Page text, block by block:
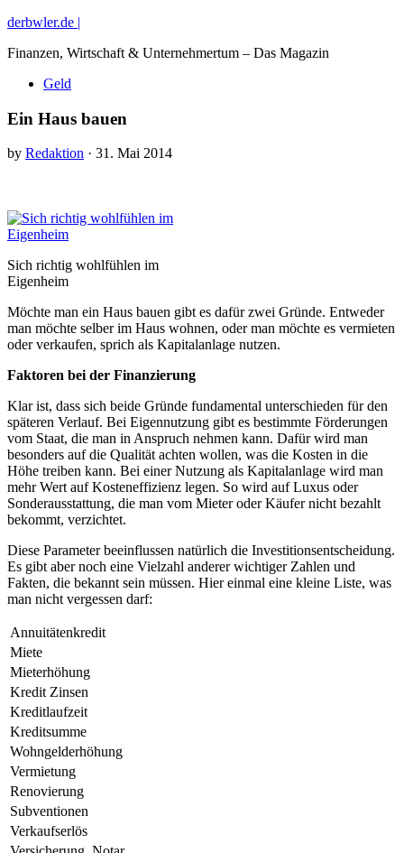
derbwler.de |
Finanzen, Wirtschaft & Unternehmertum – Das Magazin
Geld
Ein Haus bauen
by Redaktion · 31. Mai 2014
Sich richtig wohlfühlen im
Eigenheim
Möchte man ein Haus bauen gibt es dafür zwei Gründe. Entweder
man möchte selber im Haus wohnen, oder man möchte es vermieten
oder verkaufen, sprich als Kapitalanlage nutzen.
Faktoren bei der Finanzierung
Klar ist, dass sich beide Gründe fundamental unterschieden für den
späteren Verlauf. Bei Eigennutzung gibt es bestimmte Förderungen
vom Staat, die man in Anspruch nehmen kann. Dafür wird man
besonders auf die Qualität achten wollen, was die Kosten in die
Höhe treiben kann. Bei einer Nutzung als Kapitalanlage wird man
mehr Wert auf Kosteneffizienz legen. So wird auf Luxus oder
Sonderausstattung, die man vom Mieter oder Käufer nicht bezahlt
bekommt, verzichtet.
Diese Parameter beeinflussen natürlich die Investitionsentscheidung.
Es gibt aber noch eine Vielzahl anderer wichtiger Zahlen und
Fakten, die bekannt sein müssen. Hier einmal eine kleine Liste, was
man nicht vergessen darf:
Annuitätenkredit
Miete
Mieterhöhung
Kredit Zinsen
Kreditlaufzeit
Kreditsumme
Wohngelderhöhung
Vermietung
Renovierung
Subventionen
Verkaufserlös